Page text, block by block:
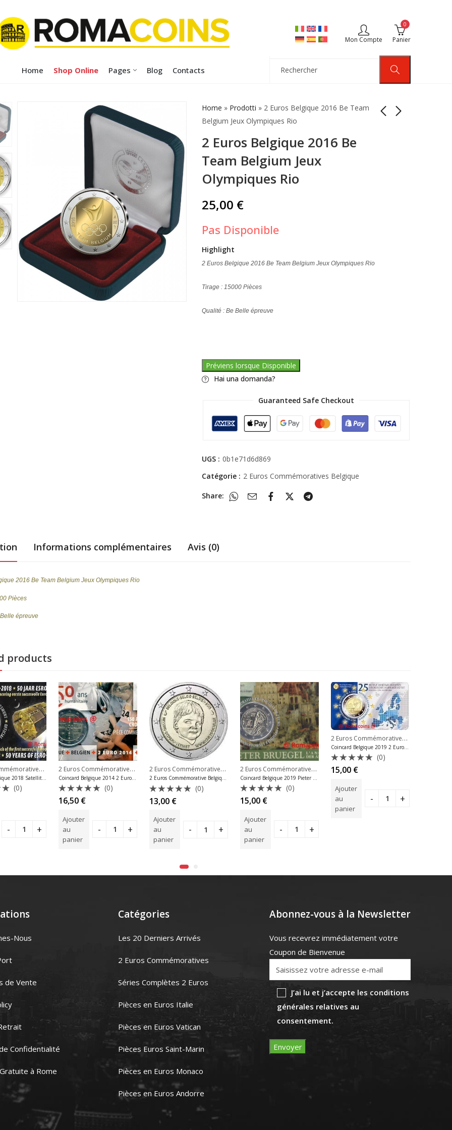
Mon Compte
0
Panier
Home Shop Online Pages Blog Contacts
Home » Prodotti » 2 Euros Belgique 2016 Be Team
Belgium Jeux Olympiques Rio
2 Euros Belgique 2016 Be
Team Belgium Jeux
Olympiques Rio
Coincard 2 Euros
2 Euros
25,00 €
Pas Disponible
Highlight
2 Euros Belgique 2016 Be Team Belgium Jeux Olympiques Rio
Tirage : 15000 Pièces
Qualité : Be Belle épreuve
Préviens lorsque Disponible
Hai una domanda?
Guaranteed Safe Checkout
UGS : 0b1e71d6d869
Catégorie : 2 Euros Commémoratives Belgique
Share:
Informations complémentaires Avis (0)
2016 Be Team Belgium Jeux Olympiques Rio
Pièces
épreuve
products
Belgique
2 Euros Commémoratives 2018 ,2 Euros Commémoratives Belgique
(0)
2 Euros Commémoratives 2014 ,2 Euros Commémoratives Belgique
Note
0
5
(0)
16,50 €
Ajouter
au
panier
2 Euros Commémoratives 2016 ,2 Euros Commémoratives Belgique
2 Euros Commémorative Belgique 2016 Child Focus
Note
0
sur
5
(0)
13,00 €
Ajouter
au
panier
2 Euros Commémoratives 2019 ,2 Euros Commémoratives Belgique
Note
0
5
(0)
15,00 €
Ajouter
au
panier
2 Euros Commémoratives 2019
Note
0
5
(0)
15,00 €
Ajouter
au
panier
Nous
de Vente
Confidentialité
à Rome
Catégories
Les 20 Derniers Arrivés
2 Euros Commémoratives
Séries Complètes 2 Euros
Pièces en Euros Italie
Pièces en Euros Vatican
Pièces Euros Saint-Marin
Pièces en Euros Monaco
Pièces en Euros Andorre
Abonnez-vous à la Newsletter
Vous recevrez immédiatement votre
Coupon de Bienvenue
J’ai lu et j’accepte les conditions
générales relatives au
consentement.